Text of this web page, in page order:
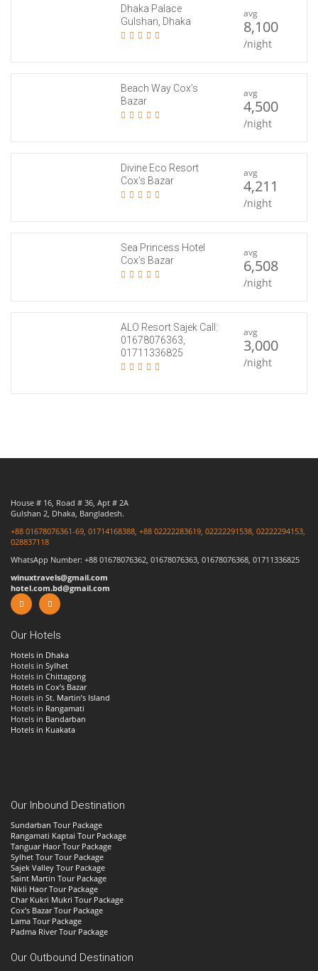
Dhaka Palace
Gulshan, Dhaka
avg
8,100
/night
Beach Way Cox’s
Bazar
avg
4,500
/night
Divine Eco Resort
Cox’s Bazar
avg
4,211
/night
Sea Princess Hotel
Cox’s Bazar
avg
6,508
/night
ALO Resort Sajek Call:
01678076363,
01711336825
avg
3,000
/night
House # 16, Road # 36, Apt # 2A
Gulshan 2, Dhaka, Bangladesh.
+88 01678076361-69, 01714168388, +88 02222283619, 02222291538, 02222294153,
028837118
WhatsApp Number: +88 01678076362, 01678076363, 01678076368, 01711336825
winuxtravels@gmail.com
hotel.com.bd@gmail.com
Our Hotels
Hotels in Dhaka
Hotels in Sylhet
Hotels in Chittagong
Hotels in Cox’s Bazar
Hotels in St. Martin’s Island
Hotels in Rangamati
Hotels in Bandarban
Hotels in Kuakata
Our Inbound Destination
Sundarban Tour Package
Rangamati Kaptai Tour Package
Tanguar Haor Tour Package
Sylhet Tour Tour Package
Sajek Valley Tour Package
Saint Martin Tour Package
Nikli Haor Tour Package
Char Kukri Mukri Tour Package
Cox’s Bazar Tour Package
Lama Tour Package
Padma River Tour Package
Our Outbound Destination